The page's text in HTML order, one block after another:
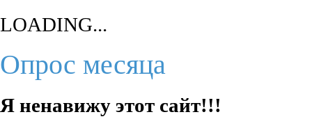
LOADING...
Опрос месяца
Я ненавижу этот сайт!!!